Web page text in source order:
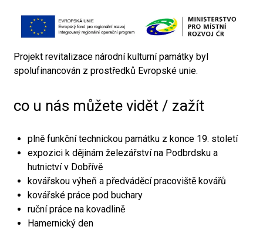
Projekt revitalizace národní kulturní památky byl
spolufinancován z prostředků Evropské unie.
co u nás můžete vidět / zažít
plně funkční technickou památku z konce 19. století
expozici k dějinám železářství na Podbrdsku a
hutnictví v Dobřívě
kovářskou výheň a předváděcí pracoviště kovářů
kovářské práce pod buchary
ruční práce na kovadlině
Hamernický den